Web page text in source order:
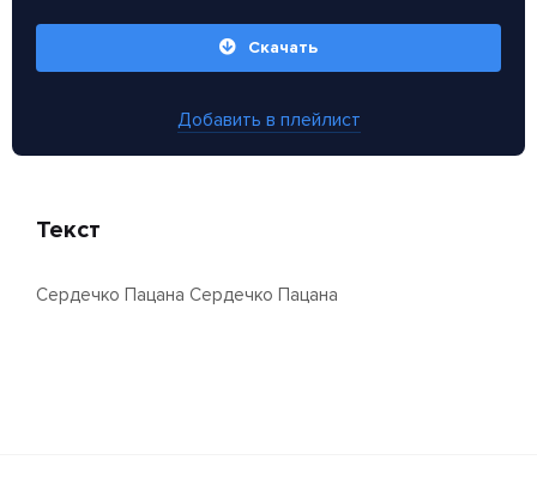
Скачать
Добавить в плейлист
Текст
Сердечко Пацана Сердечко Пацана